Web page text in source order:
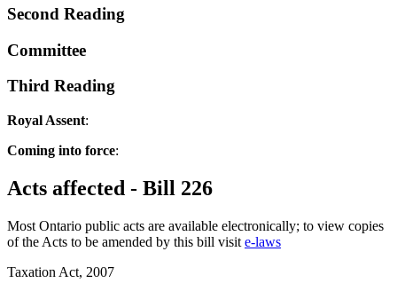
Second Reading
Committee
Third Reading
Royal Assent:
Coming into force:
Acts affected - Bill 226
Most Ontario public acts are available electronically; to view copies
of the Acts to be amended by this bill visit e-laws
Taxation Act, 2007